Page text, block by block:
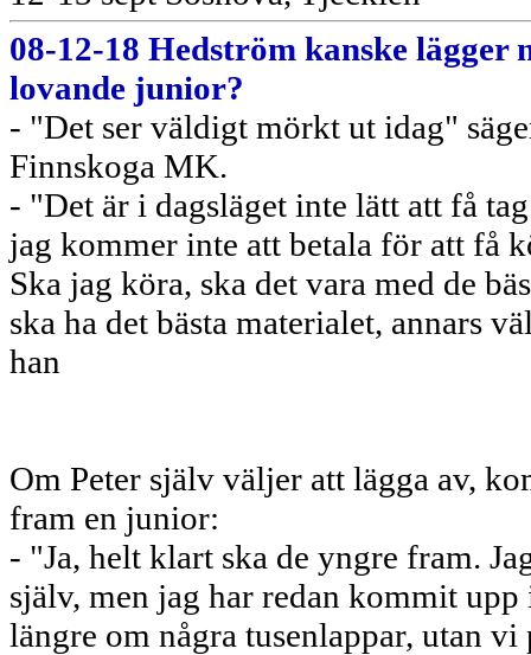
08-12-18 Hedström kanske lägger
lovande junior?
- "Det ser väldigt mörkt ut idag"
Finnskoga MK.
- "Det är i dagsläget inte lätt att få
jag kommer inte att betala för att få
Ska jag köra, ska det vara med de
ska ha det bästa materialet, annars
han
Om Peter själv väljer att lägga av,
fram en junior:
- "Ja, helt klart ska de yngre fram.
själv, men jag har redan kommit
längre om några tusenlappar, utan